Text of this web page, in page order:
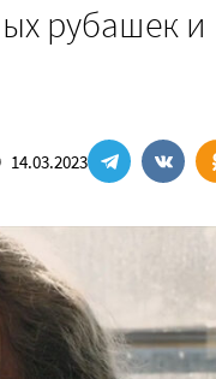
рубашек и
14.03.2023